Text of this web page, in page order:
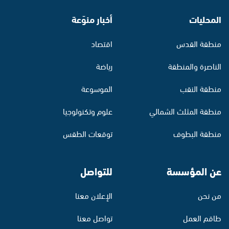
المحليات
منطقة القدس
الناصرة والمنطقة
منطقة النقب
منطقة المثلث الشمالي
منطقة البطوف
أخبار منوّعة
اقتصاد
رياضة
الموسوعة
علوم وتكنولوجيا
توقعات الطقس
عن المؤسسة
من نحن
طاقم العمل
للتواصل
الإعلان معنا
تواصل معنا